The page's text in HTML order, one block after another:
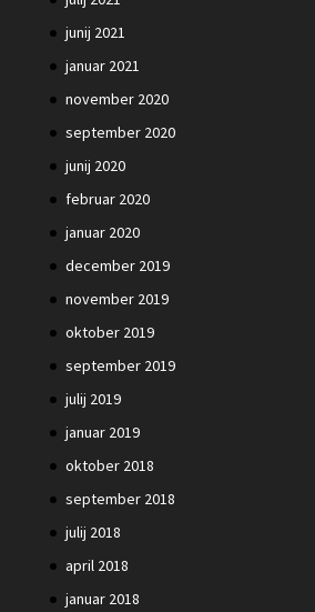
junij 2021
januar 2021
november 2020
september 2020
junij 2020
februar 2020
januar 2020
december 2019
november 2019
oktober 2019
september 2019
julij 2019
januar 2019
oktober 2018
september 2018
julij 2018
april 2018
januar 2018